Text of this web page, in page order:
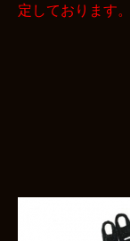
定しております。